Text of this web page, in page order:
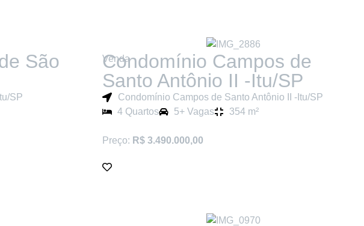
São
SP
Venda
Condomínio Campos de
Santo Antônio II -Itu/SP
Condomínio Campos de Santo Antônio II -Itu/SP
4 Quartos
5+ Vagas 354 m²
Preço: R$ 3.490.000,00